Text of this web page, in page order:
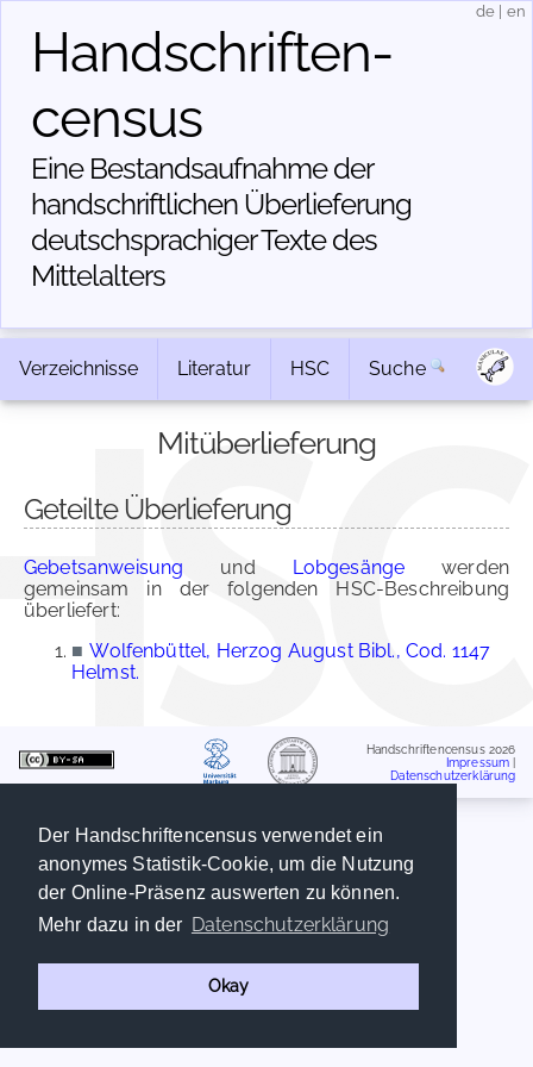
Der Handschriftencensus verwendet ein
anonymes Statistik-Cookie, um die Nutzung
der Online-Präsenz auswerten zu können.
Mehr dazu in der Datenschutzerklärung
Okay
Handschriften­
census
Eine Bestandsaufnahme der
handschriftlichen Über­lieferung
deutschsprachiger Texte des
Mittelalters
de en
Verzeichnisse Literatur HSC Suche
Mitüberlieferung
Geteilte Überlieferung
Gebetsanweisung und Lobgesänge werden
gemeinsam in der folgenden HSC-Beschreibung
überliefert:
■ Wolfenbüttel, Herzog August Bibl., Cod. 1147
Helmst.
Handschriftencensus 2026
Impressum
Datenschutzerklärung